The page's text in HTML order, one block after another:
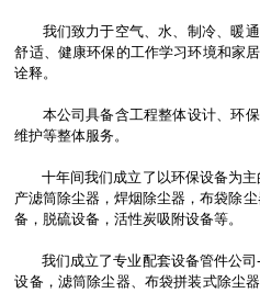
我们致力于空气、水、制冷、暖通
舒适、健康环保的工作学习环境和家
诠释。
本公司具备含工程整体设计、环保
维护等整体服务。
十年间我们成立了以环保设备为主
产滤筒除尘器，焊烟除尘器，布袋除
备，脱硫设备，活性炭吸附设备等。
我们成立了专业配套设备管件公司-
设备，滤筒除尘器、布袋拼装式除尘